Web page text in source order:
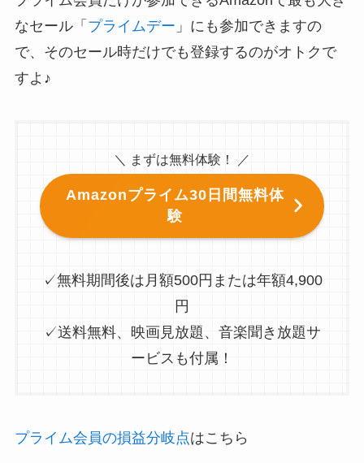
なセール「 プライムデー 」にも参加できますの
で、そのセール時だけでも登録するのがオトクで
すよ♪
＼ まずは無料体験！ ／
Amazonプライム30日間無料体
験
✓無料期間後は月額500円または年額4,900
円
✓送料無料、映画見放題、音楽聞き放題サ
ービスも付属！
プライム会員の損益分岐点はこちら